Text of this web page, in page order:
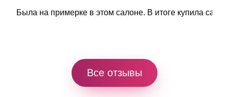
Была на примерке в этом салоне. В итоге купила
Все отзывы